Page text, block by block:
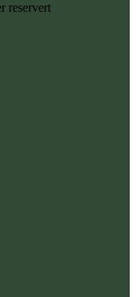
reservert